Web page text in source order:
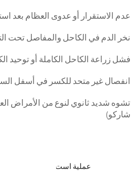
عدم الاستقرار أو عدوى العظام بعد
نخر الدم في الكاحل والمفاصل تحت
فشل زراعة الكاحل الكاملة أو توحيد
انفصال غير متحد للكسر في أسفل
تشوه شديد ثانوي لنوع من الأمراض
شاركو)
عملية است